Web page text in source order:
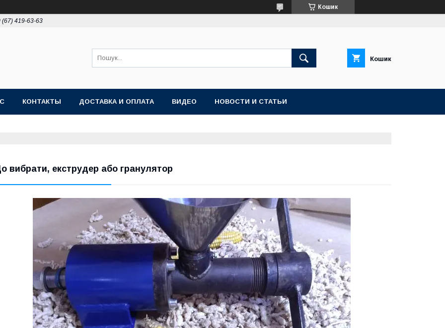
Кошик
(67) 419-63-63
Кошик
КОНТАКТЫ ДОСТАВКА И ОПЛАТА ВИДЕО НОВОСТИ И СТАТЬИ
вибрати, екструдер або гранулятор